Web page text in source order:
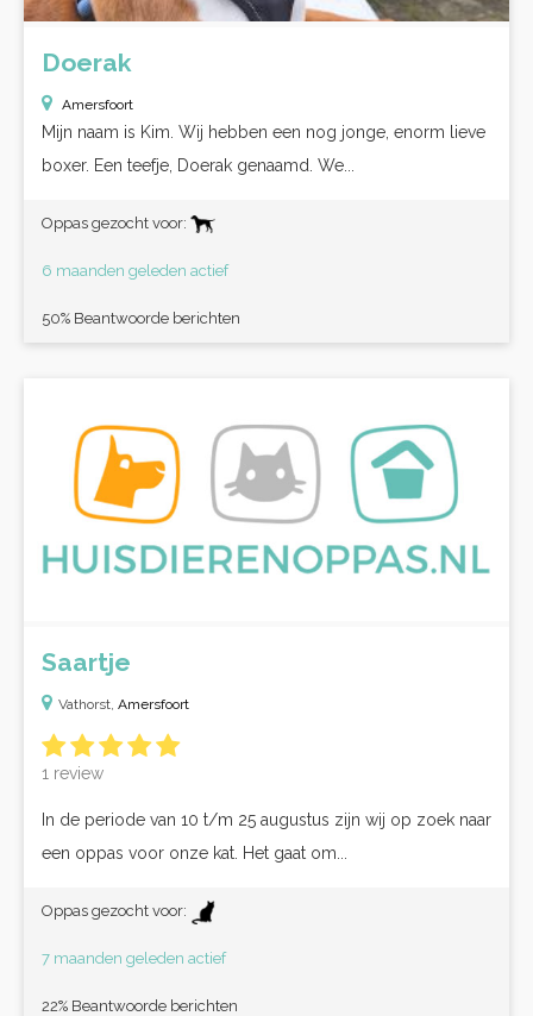
Doerak
Amersfoort
Mijn naam is Kim. Wij hebben een nog jonge, enorm lieve
boxer. Een teefje, Doerak genaamd. We...
Oppas gezocht voor:
6 maanden geleden actief
50% Beantwoorde berichten
Saartje
Vathorst, Amersfoort
1 review
In de periode van 10 t/m 25 augustus zijn wij op zoek naar
een oppas voor onze kat. Het gaat om...
Oppas gezocht voor:
7 maanden geleden actief
22% Beantwoorde berichten